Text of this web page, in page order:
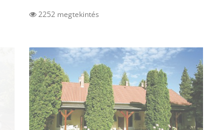
2252 megtekintés